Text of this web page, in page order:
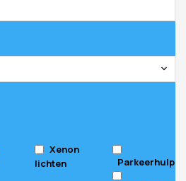
Xenon
lichten
Parkeerhulp